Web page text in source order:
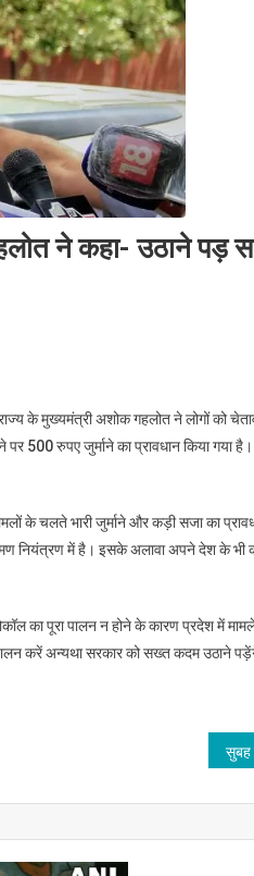
ने कहा- उठाने
के मुख्यमंत्री अशोक गहलोत ने लोगों को
500 रुपए जुर्माने का प्रावधान किया गया
के चलते भारी जुर्माने और कड़ी सजा का
नियंत्रण में है। इसके अलावा अपने देश के भी
का पूरा पालन न होने के कारण प्रदेश में
करें अन्यथा सरकार को सख्त कदम उठाने